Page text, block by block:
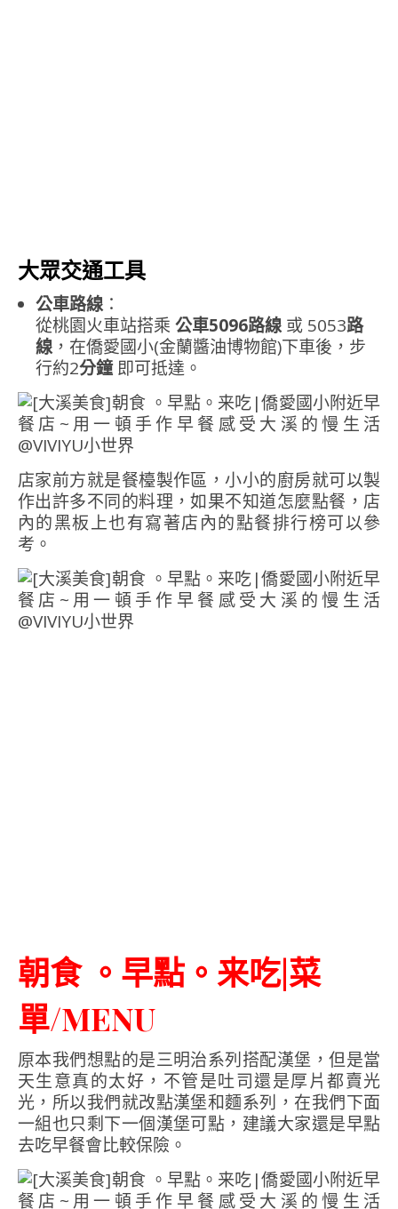
大眾交通工具
公車路線 ：
從桃園火車站搭乘 公車5096路線 或 5053路
線 ，在僑愛國小(金蘭醬油博物館)下車後，步
行約2分鐘即可抵達。
店家前方就是餐檯製作區，小小的廚房就可以製
作出許多不同的料理，如果不知道怎麼點餐，店
內的黑板上也有寫著店內的點餐排行榜可以參
考。
朝食 。早點。来吃|菜
單/MENU
原本我們想點的是三明治系列搭配漢堡，但是當
天生意真的太好，不管是吐司還是厚片都賣光
光，所以我們就改點漢堡和麵系列，在我們下面
一組也只剩下一個漢堡可點，建議大家還是早點
去吃早餐會比較保險。